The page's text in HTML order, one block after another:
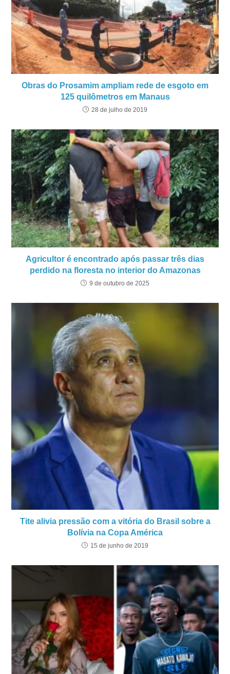
Obras do Prosamim ampliam rede de esgoto em
125 quilômetros em Manaus
28 de julho de 2019
Agricultor é encontrado após passar três dias
perdido na floresta no interior do Amazonas
9 de outubro de 2025
Tite alivia pressão com a vitória do Brasil sobre a
Bolívia na Copa América
15 de junho de 2019